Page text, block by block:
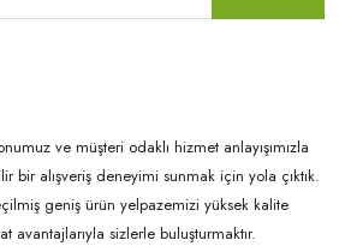
ve müşteri odaklı hizmet anlayışımızla
bir alışveriş deneyimi sunmak için yola çıktık.
geniş ürün yelpazemizi yüksek kalite
avantajlarıyla sizlerle buluşturmaktır.